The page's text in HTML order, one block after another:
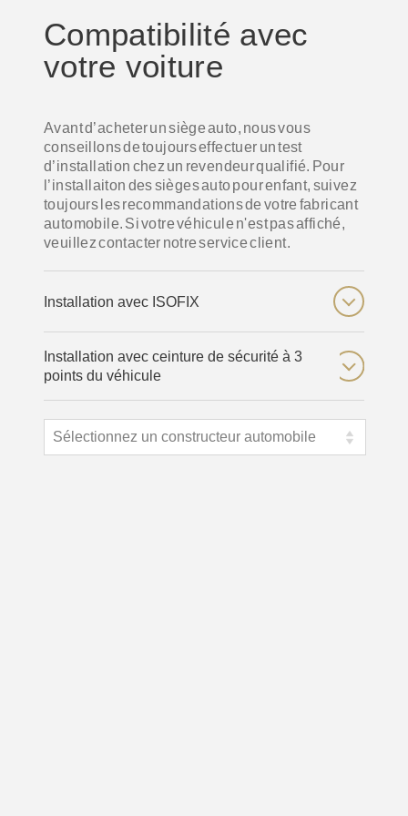
Compatibilité avec
votre voiture
Avant d’acheter un siège auto, nous vous
conseillons de toujours effectuer un test
d’installation chez un revendeur qualifié. Pour
l’installaiton des sièges auto pour enfant, suivez
toujours les recommandations de votre fabricant
automobile. Si votre véhicule n'est pas affiché,
veuillez contacter notre service client.
Installation avec ISOFIX
Installation avec ceinture de sécurité à 3
points du véhicule